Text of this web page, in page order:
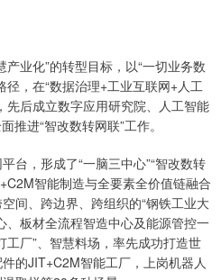
业化”的转型目标，以“一切业务数
，在“数据治理+工业互联网+人工
先后成立数字应用研究院、人工智能
推进“智改数转网联”工作。
，形成了“一脑三中心”“智改数转
智能制造与全要素全价值链融合
间、跨边界、跨组织的“钢铁工业大
、板材全流程智造中心及能源管控一
工厂”、智慧料场，率先成功打造世
的JIT+C2M智能工厂，上岗机器人